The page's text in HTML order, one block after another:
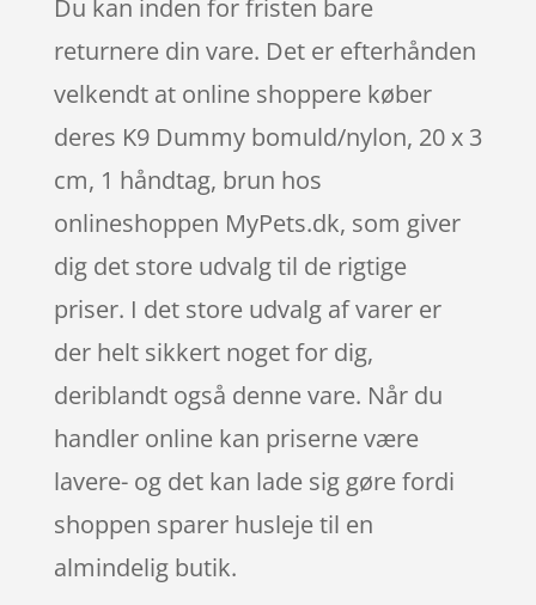
Du kan inden for fristen bare
returnere din vare. Det er efterhånden
velkendt at online shoppere køber
deres K9 Dummy bomuld/nylon, 20 x 3
cm, 1 håndtag, brun hos
onlineshoppen MyPets.dk, som giver
dig det store udvalg til de rigtige
priser. I det store udvalg af varer er
der helt sikkert noget for dig,
deriblandt også denne vare. Når du
handler online kan priserne være
lavere- og det kan lade sig gøre fordi
shoppen sparer husleje til en
almindelig butik.